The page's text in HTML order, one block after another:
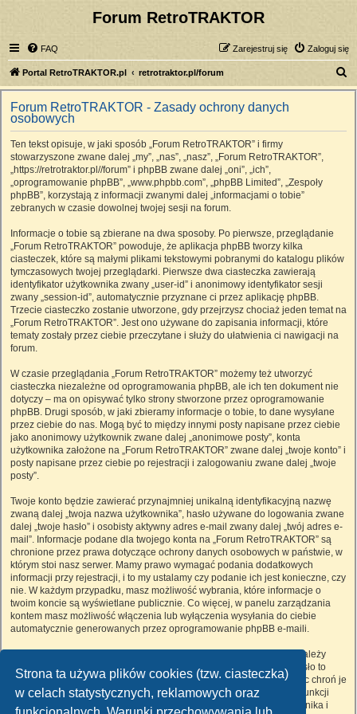
Strona ta używa plików cookies (tzw. ciasteczka)
w celach statystycznych, reklamowych oraz
Forum RetroTRAKTOR
FAQ Zaloguj się
Zarejestruj się
Portal RetroTRAKTOR.pl retrotraktor.pl/forum
z
Forum RetroTRAKTOR - Zasady ochrony danych
osobowych
Ten tekst opisuje, w jaki sposób „Forum RetroTRAKTOR” i firmy
stowarzyszone zwane dalej „my”, „nas”, „nasz”, „Forum RetroTRAKTOR”,
„https://retrotraktor.pl//forum” i phpBB zwane dalej „oni”, „ich”,
„oprogramowanie phpBB”, „www.phpbb.com”, „phpBB Limited”, „Zespoły
phpBB”, korzystają z informacji zwanymi dalej „informacjami o tobie”
zebranych w czasie dowolnej twojej sesji na forum.
Informacje o tobie są zbierane na dwa sposoby. Po pierwsze, przeglądanie
„Forum RetroTRAKTOR” powoduje, że aplikacja phpBB tworzy kilka
ciasteczek, które są małymi plikami tekstowymi pobranymi do katalogu plików
tymczasowych twojej przeglądarki. Pierwsze dwa ciasteczka zawierają
identyfikator użytkownika zwany „user-id” i anonimowy identyfikator sesji
zwany „session-id”, automatycznie przyznane ci przez aplikację phpBB.
Trzecie ciasteczko zostanie utworzone, gdy przejrzysz chociaż jeden temat na
„Forum RetroTRAKTOR”. Jest ono używane do zapisania informacji, które
tematy zostały przez ciebie przeczytane i służy do ułatwienia ci nawigacji na
forum.
W czasie przeglądania „Forum RetroTRAKTOR” możemy też utworzyć
ciasteczka niezależne od oprogramowania phpBB, ale ich ten dokument nie
dotyczy – ma on opisywać tylko strony stworzone przez oprogramowanie
phpBB. Drugi sposób, w jaki zbieramy informacje o tobie, to dane wysyłane
przez ciebie do nas. Mogą być to między innymi posty napisane przez ciebie
jako anonimowy użytkownik zwane dalej „anonimowe posty”, konta
użytkownika założone na „Forum RetroTRAKTOR” zwane dalej „twoje konto” i
posty napisane przez ciebie po rejestracji i zalogowaniu zwane dalej „twoje
posty”.
Twoje konto będzie zawierać przynajmniej unikalną identyfikacyjną nazwę
zwaną dalej „twoja nazwa użytkownika”, hasło używane do logowania zwane
dalej „twoje hasło” i osobisty aktywny adres e-mail zwany dalej „twój adres e-
mail”. Informacje podane dla twojego konta na „Forum RetroTRAKTOR” są
chronione przez prawa dotyczące ochrony danych osobowych w państwie, w
którym stoi nasz serwer. Mamy prawo wymagać podania dodatkowych
informacji przy rejestracji, i to my ustalamy czy podanie ich jest konieczne, czy
nie. W każdym przypadku, masz możliwość wybrania, które informacje o
twoim koncie są wyświetlane publicznie. Co więcej, w panelu zarządzania
kontem masz możliwość włączenia lub wyłączenia wysyłania do ciebie
automatycznie generowanych przez oprogramowanie phpBB e-maili.
Twoje hasło jest zaszyfrowane, więc jest bezpieczne, niemniej nie należy
używać tego samego hasła na różnych witrynach internetowych. Hasło to
umożliwia dostęp do twojego konta na „Forum RetroTRAKTOR”, więc chroń je
i w żadnym wypadku nie podawajnikomu. Jeśli je zapomnisz, użyj funkcji
„Nie pamiętam hasła”. Witryna poprosi cię o podanie nazwy użytkownika i